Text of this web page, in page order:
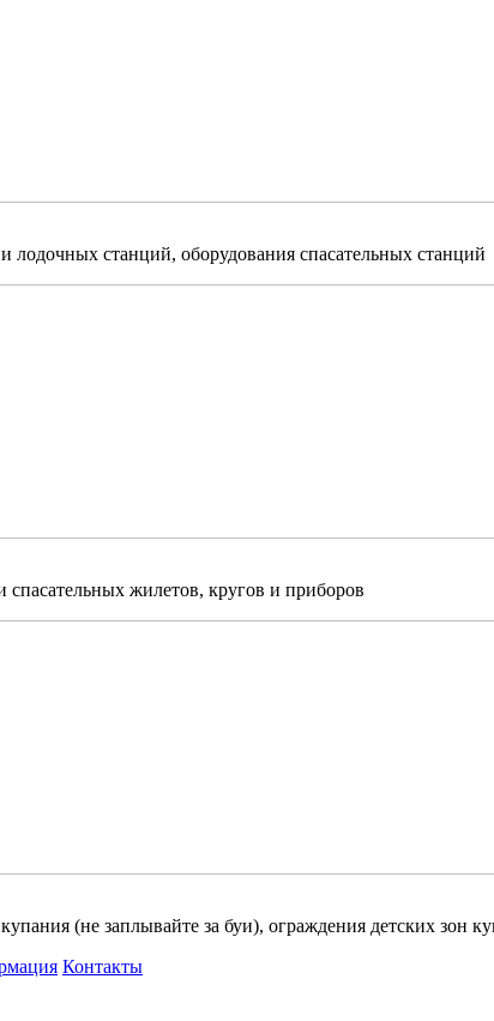
лодочных станций, оборудования спасательных станций
спасательных жилетов, кругов и приборов
(не заплывайте за буи), ограждения детских зон
Контакты